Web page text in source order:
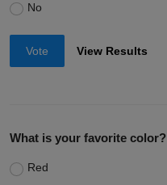
No
Vote View Results
What is your favorite color?
Red